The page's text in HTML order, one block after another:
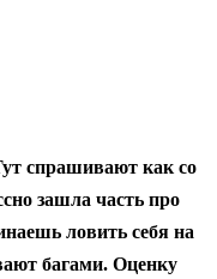
спрашивают как со
зашла часть про
ловить себя на
багами. Оценку